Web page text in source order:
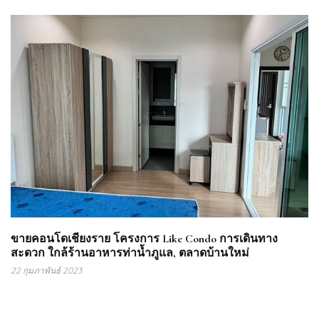
ขายคอนโดเชียงราย โครงการ Like Condo การเดินทาง
สะดวก ใกล้ร้านอาหารท่าน้ำภูแล, ตลาดบ้านใหม่
22 กุมภาพันธ์ 2023